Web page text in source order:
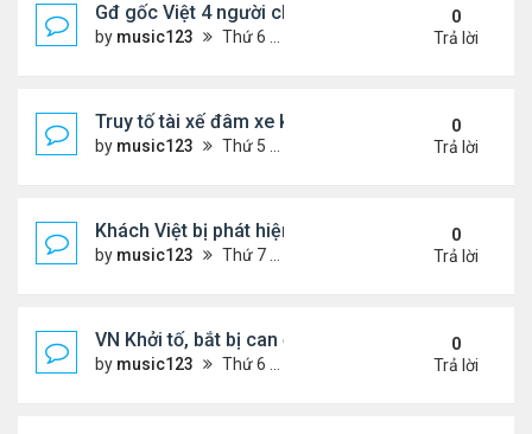
Gđ gốc Việt 4 người chết ở Canada năm 2023...
by music123 Thứ 6 Tháng 2 06, 2026 6:09 pm
0
Trả lời
Truy tố tài xế đâm xe khiến hai anh em song sinh
by music123 Thứ 5 Tháng 2 05, 2026 7:04 pm
0
Trả lời
Khách Việt bị phát hiện giấu hạt giống rau trong
by music123 Thứ 7 Tháng 1 31, 2026 3:54 pm
0
Trả lời
VN Khởi tố, bắt bị can để tạm giam đối với
by music123 Thứ 6 Tháng 1 30, 2026 7:20 am
0
Trả lời